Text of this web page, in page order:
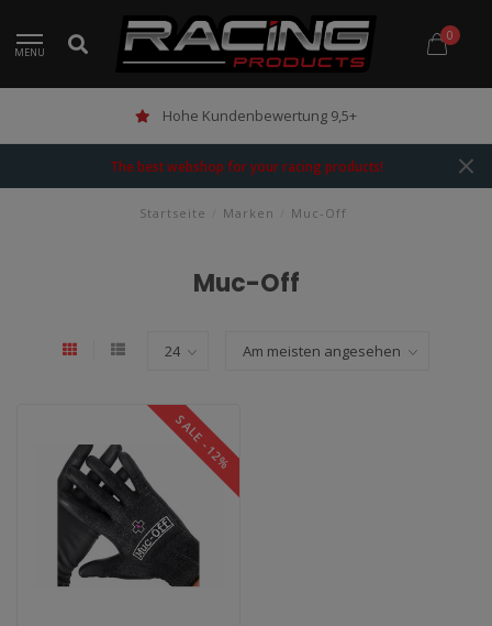
MENU
0
Hohe Kundenbewertung 9,5+
The best webshop for your racing products!
Startseite Marken Muc-Off
Muc-Off
SALE -12%